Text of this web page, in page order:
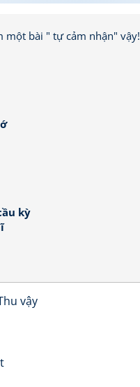
một bài " tự cảm nhận" vậy!
kỳ
vậy